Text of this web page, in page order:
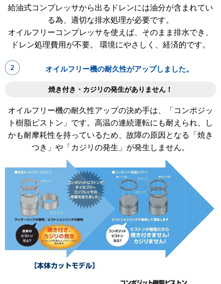
給油式コンプレッサから出るドレンには油分が含まれてい
る為、適切な排水処理が必要です。
オイルフリーコンプレッサを使えば、そのまま排水でき、
ドレン処理費用が不要。 環境にやさしく、経済的です。
オイルフリー機の耐久性がアップしました。
焼き付き・カジリの発生がありません！
オイルフリー機の耐久性アップの決め手は、「コンポジッ
ト樹脂ピストン」です。高温の連続運転にも耐えられ、し
かも耐摩耗性を持っているため、故障の原因となる「焼き
つき」や「カジリの発生」が発生しません。